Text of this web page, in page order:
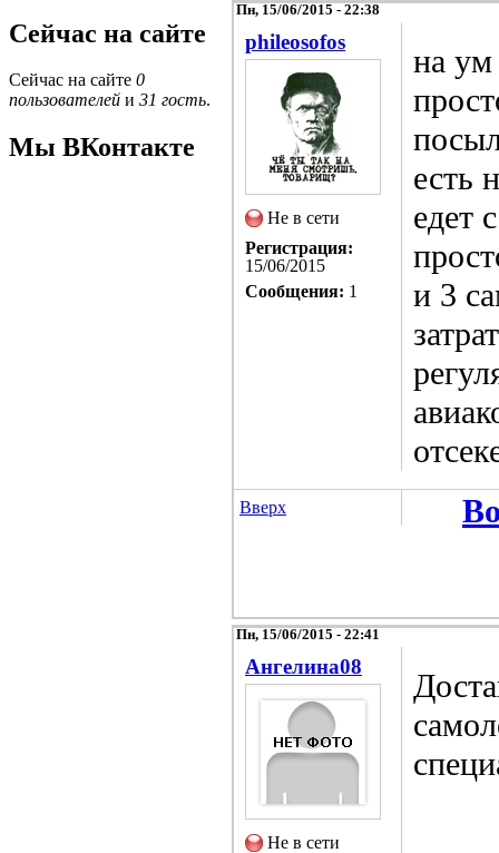
Сейчас на сайте
Сейчас на сайте 0
пользователей и 31 гость.
Мы ВКонтакте
Пн, 15/06/2015 - 22:38
phileosofos
Не в сети
Регистрация:
15/06/2015
Сообщения: 1
на ум
есть
едет
и 3
Вверх
Пн, 15/06/2015 - 22:41
Ангелина08
Не в сети